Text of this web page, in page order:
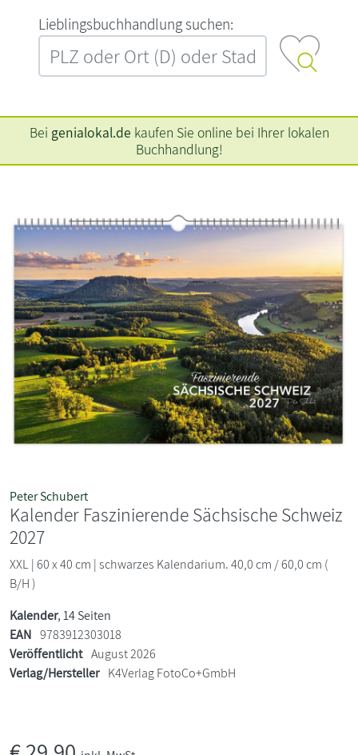
L‍i‍e‍b‍l‍i‍n‍g‍s‍b‍u‍c‍h‍h‍a‍n‍d‍l‍u‍n‍g‍ ‍s‍u‍c‍h‍e‍n‍:‍
Bei genialokal.de kaufen Sie online bei Ihrer lokalen
Buchhandlung!
Peter Schubert
Kalender Faszinierende Sächsische Schweiz
2027
XXL | 60 x 40 cm | schwarzes Kalendarium. 40,0 cm / 60,0 cm (
B/H )
Kalender, 14 Seiten
EAN 9783912303018
Veröffentlicht August 2026
Verlag/Hersteller K4Verlag FotoCo+GmbH